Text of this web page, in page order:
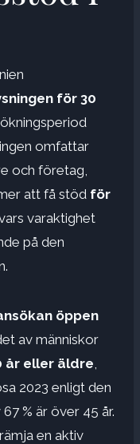
för 30
omfattar
och företag,
att få stöd för
varaktighet
på den
öppen
av människor
år eller äldre
2023 enligt den
% är över 45 år.
en aktiv